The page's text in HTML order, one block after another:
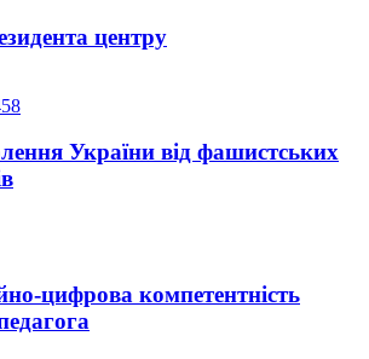
центру
України від фашистських
цифрова компетентність